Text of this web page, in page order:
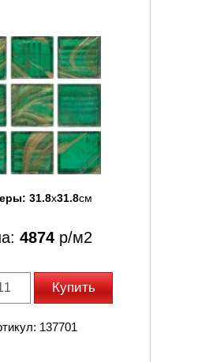
31.8x31.8см
4874 р/м2
Купить
137701